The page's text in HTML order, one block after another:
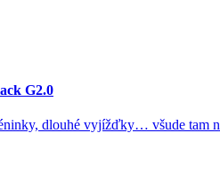
G2.0
dlouhé vyjížďky… všude